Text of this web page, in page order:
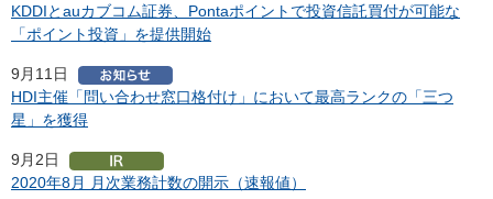
KDDIとauカブコム証券、Pontaポイントで投資信託買付が可能な
「ポイント投資」を提供開始
9月11日
HDI主催「問い合わせ窓口格付け」において最高ランクの「三つ
星」を獲得
9月2日
2020年8月 月次業務計数の開示（速報値）